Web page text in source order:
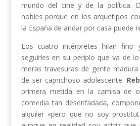
mundo del cine y de la política.
nobles porque en los arquetipos
la España de andar por casa puede
Los cuatro intérpretes hilan fino
seguirles en su periplo que va de
meras travesuras de gente
de ser caprichoso adolescente.
primera metida en la camisa de
comedia tan desenfadada,
alquiler «pero que no soy